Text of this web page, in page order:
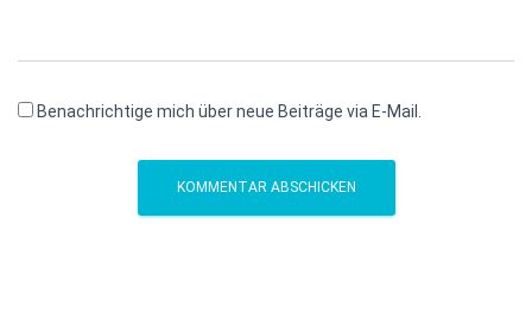
Benachrichtige mich über neue Beiträge via E-Mail.